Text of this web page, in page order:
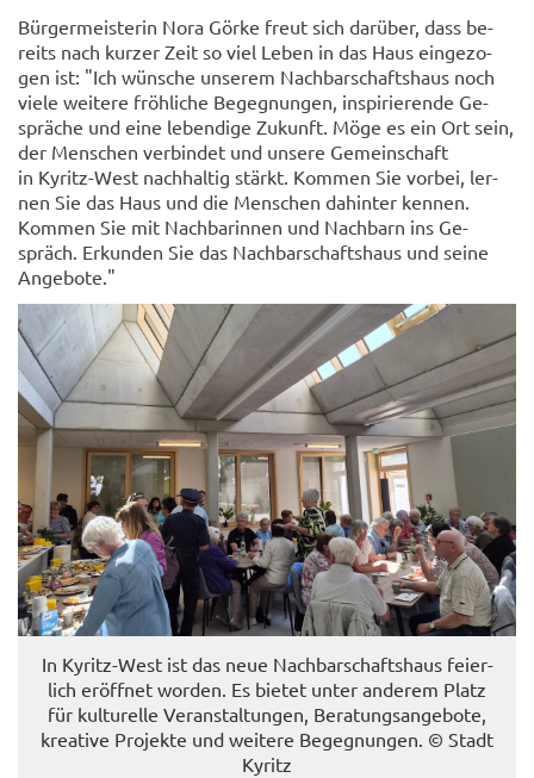
Bür­ger­meis­te­rin Nora Görke freut sich dar­über, dass be­
reits nach kur­zer Zeit so viel Leben in das Haus ein­ge­zo­
gen ist: "Ich wün­sche un­se­rem Nach­bar­schafts­haus noch
viele wei­te­re fröh­li­che Be­geg­nun­gen, in­spi­rie­ren­de Ge­
sprä­che und eine le­ben­di­ge Zu­kunft. Möge es ein Ort sein,
der Men­schen ver­bin­det und un­se­re Ge­mein­schaft
in Kyritz-​West nach­hal­tig stärkt. Kom­men Sie vor­bei, ler­
nen Sie das Haus und die Men­schen da­hin­ter ken­nen.
Kom­men Sie mit Nach­ba­rin­nen und Nach­barn ins Ge­
spräch. Er­kun­den Sie das Nach­bar­schafts­haus und seine
An­ge­bo­te."
In Kyritz-​West ist das neue Nach­bar­schafts­haus fei­er­
lich er­öff­net wor­den. Es bie­tet unter an­de­rem Platz
für kul­tu­rel­le Ver­an­stal­tun­gen, Be­ra­tungs­an­ge­bo­te,
krea­ti­ve Pro­jek­te und wei­te­re Be­geg­nun­gen. © Stadt
Ky­ritz